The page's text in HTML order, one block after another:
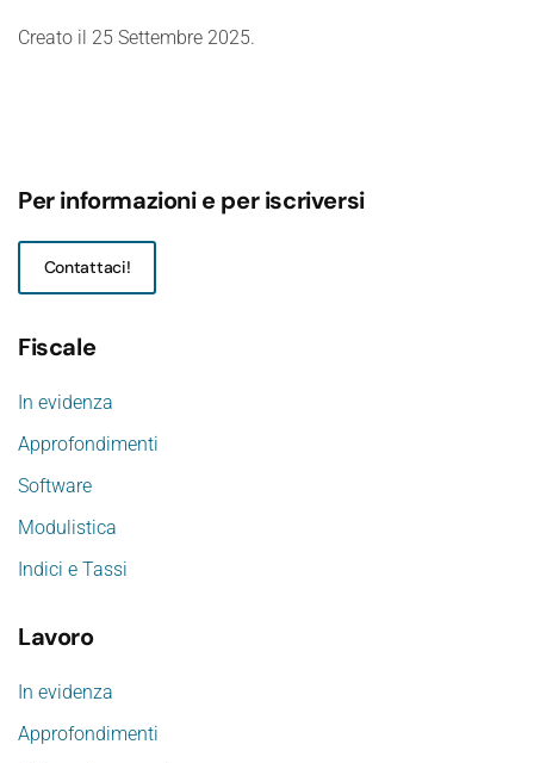
Creato il 25 Settembre 2025.
Per informazioni e per iscriversi
Contattaci!
Fiscale
In evidenza
Approfondimenti
Software
Modulistica
Indici e Tassi
Lavoro
In evidenza
Approfondimenti